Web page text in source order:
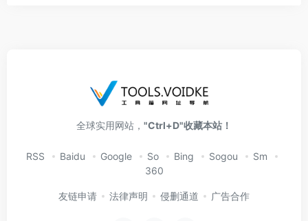
全球实用网站， "Ctrl+D"收藏本站！
RSS Baidu Google So Bing Sogou
Sm
360
友链申请 法律声明 侵删通道 广告合作